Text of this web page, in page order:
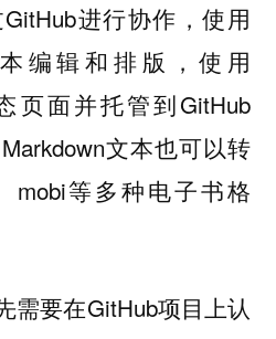
进行协作，使用
编辑和排版，使用
页面并托管到GitHub
文本也可以转
mobi等多种电子书格
需要在GitHub项目上认